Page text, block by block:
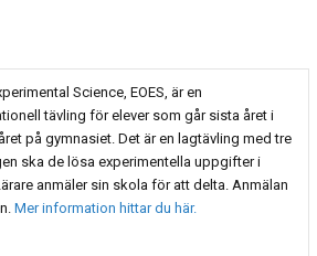
Science, EOES, är en
tävling för elever som går sista året i
på gymnasiet. Det är en lagtävling med tre
ska de lösa experimentella uppgifter i
anmäler sin skola för att delta. Anmälan
Mer information hittar du här.